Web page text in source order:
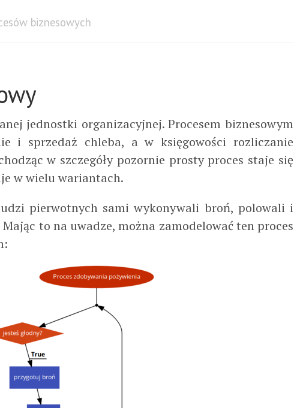
biznesowych
jednostki organizacyjnej. Procesem biznesowym
i sprzedaż chleba, a w księgowości rozliczanie
w szczegóły pozornie prosty proces staje się
w wielu wariantach.
pierwotnych sami wykonywali broń, polowali i
to na uwadze, można zamodelować ten proces